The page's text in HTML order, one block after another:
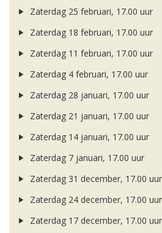
Zaterdag 25 februari, 17.00 uur
Zaterdag 18 februari, 17.00 uur
Zaterdag 11 februari, 17.00 uur
Zaterdag 4 februari, 17.00 uur
Zaterdag 28 januari, 17.00 uur
Zaterdag 21 januari, 17.00 uur
Zaterdag 14 januari, 17.00 uur
Zaterdag 7 januari, 17.00 uur
Zaterdag 31 december, 17.00 uur
Zaterdag 24 december, 17.00 uur
Zaterdag 17 december, 17.00 uur